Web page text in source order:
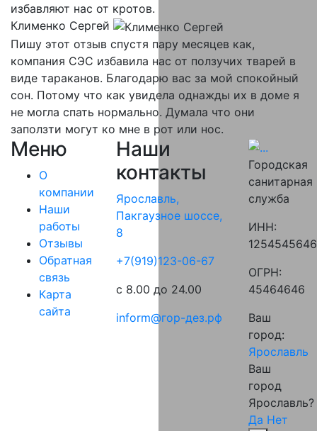
избавляют нас от кротов.
Клименко Сергей
Пишу этот отзыв спустя пару месяцев как,
компания СЭС избавила нас от ползучих тварей в
виде тараканов. Благодарю вас за мой спокойный
сон. Потому что как увидела однажды их в доме я
не могла спать нормально. Думала что они
заползти могут ко мне в рот или нос.
Меню
О
компании
Наши
работы
Отзывы
Обратная
связь
Карта
сайта
Наши
контакты
Ярославль,
Пакгаузное шоссе,
8
‪+7(919)123-06-67‬‬
с 8.00 до 24.00
inform@гор-дез.рф
Городская
санитарная
служба
ИНН:
ОГРН:
45464646
Ваш
город:
Ярославль
Ваш
город
Ярославль?
Да Нет